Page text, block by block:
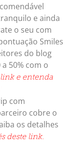
e ainda
o seu com
Smiles
do blog
50% com o
e entenda
com
cobre o
os detalhes
deste link.